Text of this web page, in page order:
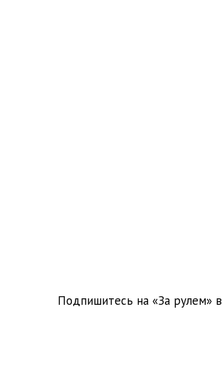
Подпишитесь на «За рулем» в